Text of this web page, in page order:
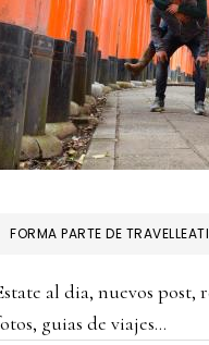
FORMA PARTE DE
al dia, nuevos post,
guias de viajes...